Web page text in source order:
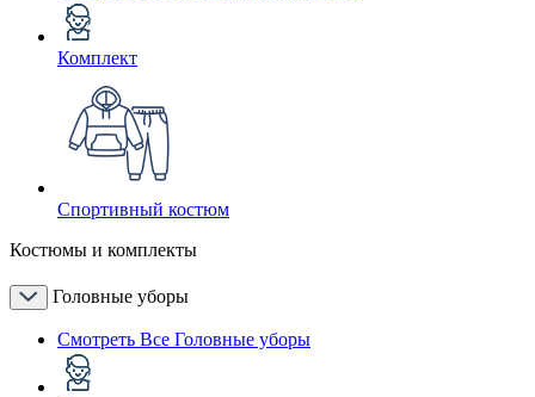
Комплект
Спортивный костюм
Костюмы и комплекты
Головные уборы
Смотреть Все Головные уборы